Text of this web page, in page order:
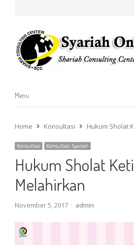
Menu
Menu
Home Konsultasi Hukum Sholat
Konsultasi Konsultasi Syariah
Hukum Sholat
Melahirkan
November 5, 2017 Author
admin